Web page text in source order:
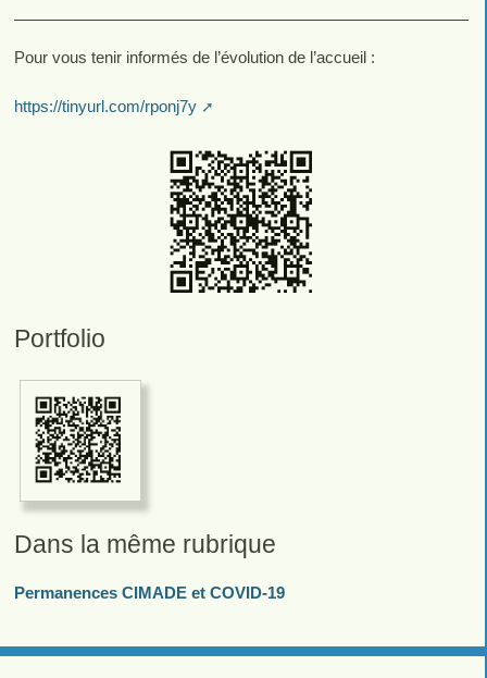
Pour vous tenir informés de l’évolution de l’accueil :
https://tinyurl.com/rponj7y
Portfolio
Dans la même rubrique
Permanences CIMADE et COVID-19